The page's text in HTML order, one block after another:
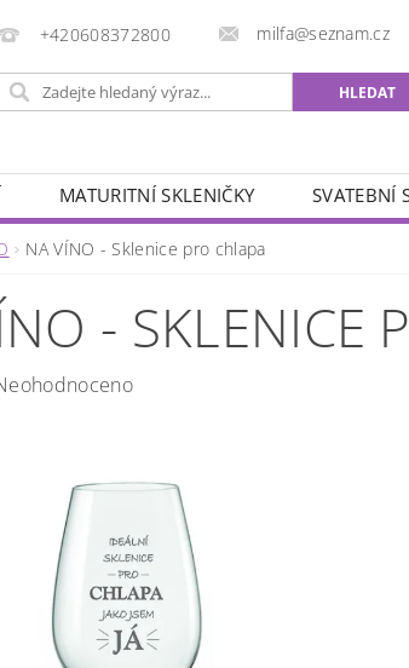
+420608372800 milfa@seznam.cz
MATURITNÍ SKLENIČKY SVATEBNÍ
ZVĚROKRUH
NA VÍNO - Sklenice pro chlapa
- SKLENICE